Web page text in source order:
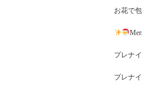
お花で
プレナイ
プレナイ